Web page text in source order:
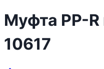
Муфта PP-
10617